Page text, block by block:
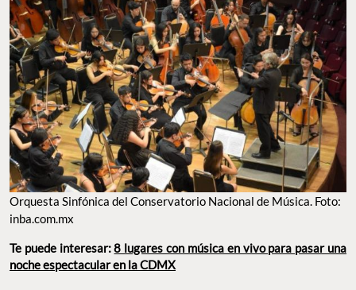
Orquesta Sinfónica del Conservatorio Nacional de Música. Foto:
inba.com.mx
Te puede interesar:8 lugares con música en vivo para pasar una
noche espectacular en la CDMX